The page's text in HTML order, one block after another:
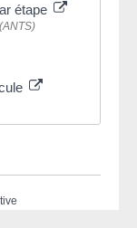
étape